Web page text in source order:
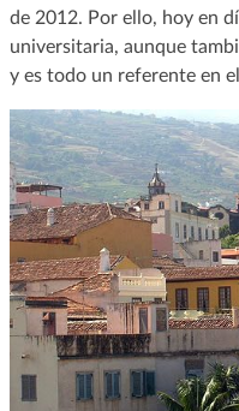
de 2012. Por ello, hoy en
universitaria, aunque
y es todo un referente en